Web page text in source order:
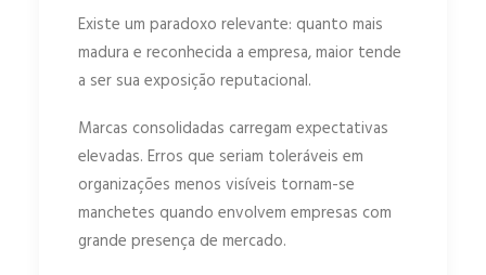
Existe um paradoxo relevante: quanto mais
madura e reconhecida a empresa, maior tende
a ser sua exposição reputacional.
Marcas consolidadas carregam expectativas
elevadas. Erros que seriam toleráveis em
organizações menos visíveis tornam-se
manchetes quando envolvem empresas com
grande presença de mercado.